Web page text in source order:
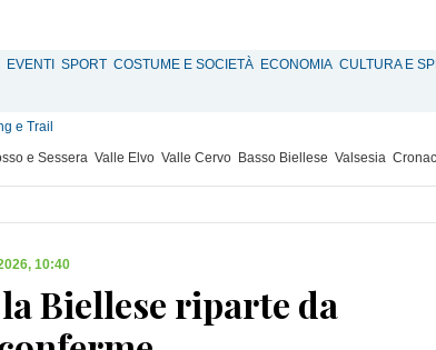
EVENTI SPORT COSTUME E SOCIETÀ ECONOMIA CULTURA E
e Trail
e Sessera Valle Elvo Valle Cervo Basso Biellese Valsesia
10:40
Biellese riparte da